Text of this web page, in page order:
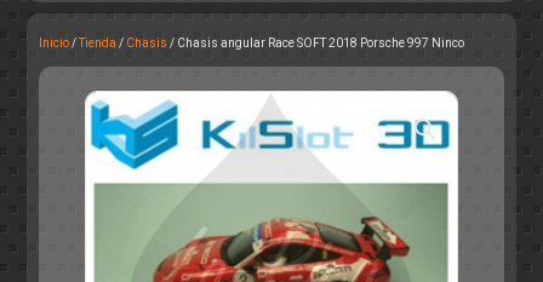
ACCESORIOS
CIRCUITOS
ELECTRÓNICA
OTROS
RALLY
Inicio/Tienda / Chasis / Chasis angular Race SOFT 2018 Porsche 997 Ninco